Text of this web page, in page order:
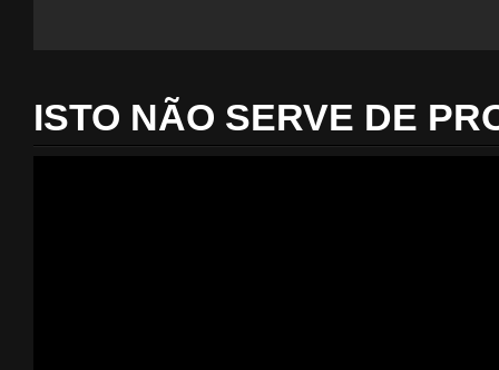
ISTO NÃO SERVE DE